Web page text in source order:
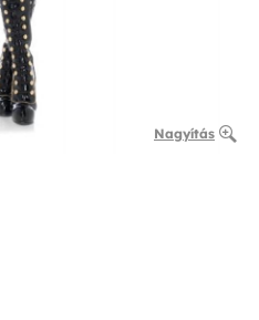
Nagyítás